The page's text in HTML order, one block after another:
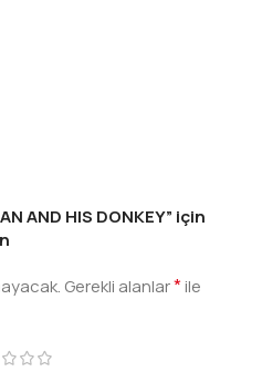
AND HIS DONKEY” için
Gerekli alanlar*ile